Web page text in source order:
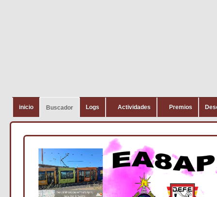
inicio Buscador Logs Actividades Premios